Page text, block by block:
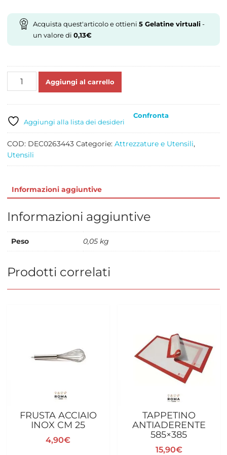
Acquista quest'articolo e ottieni 5Gelatine virtuali-
un valore di 0,13€
BOCCHETTA
1
quantità
Aggiungi al carrello
Aggiungi alla lista dei desideri
Confronta
COD: DEC0263443 Categorie: Attrezzature e Utensili,
Utensili
Informazioni aggiuntive
Informazioni aggiuntive
Peso 0,05 kg
Prodotti correlati
FRUSTA ACCIAIO
INOX CM 25
4,90€
TAPPETINO
ANTIADERENTE
585×385
15,90€